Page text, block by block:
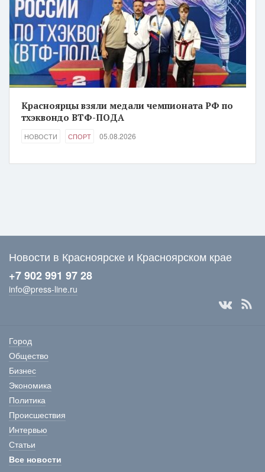
Красноярцы взяли медали чемпионата РФ по
тхэквондо ВТФ-ПОДА
НОВОСТИ СПОРТ 05.08.2026
Новости в Красноярске и Красноярском крае
+7 902 991 97 28
info@press-line.ru
Город
Общество
Бизнес
Экономика
Политика
Происшествия
Интервью
Статьи
Все новости